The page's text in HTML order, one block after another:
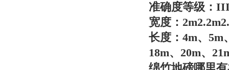
准确度等级：
宽度：
长度：4m、5m
18m、20m、